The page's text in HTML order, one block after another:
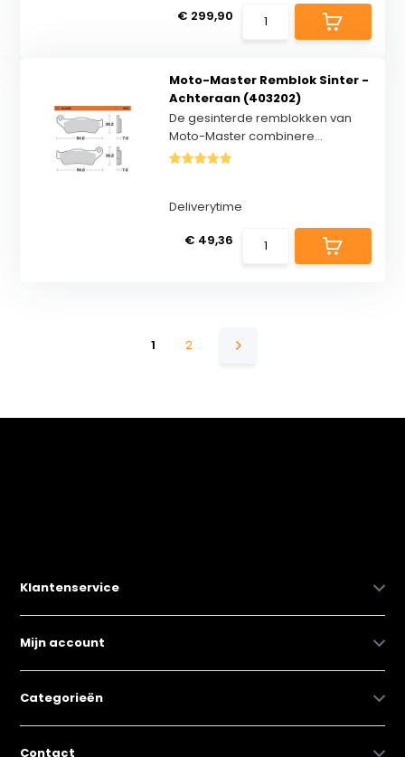
€ 299,90
Moto-Master Remblok Sinter -
Achteraan (403202)
De gesinterde remblokken van
Moto-Master combinere...
Deliverytime
€ 49,36
1 2
Klantenservice
Mijn account
Categorieën
Contact